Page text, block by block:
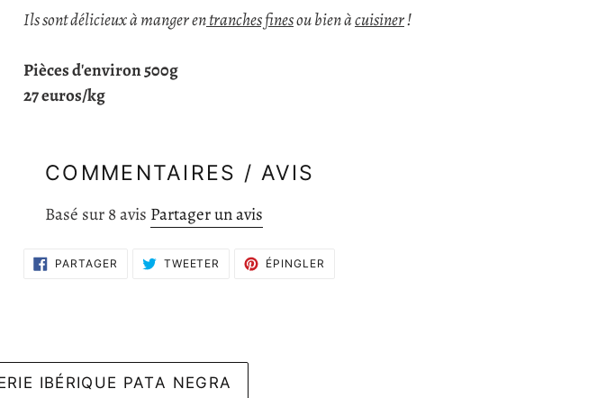
Ils sont délicieux à manger entranches finesou bien àcuisiner!
Pièces d'environ 500g
27 euros/kg
COMMENTAIRES / AVIS
Basé sur 8 avis Partager un avis
PARTAGER PARTAGERTWEETER TWEETER
SUR
ÉPINGLER
IBÉRIQUE PATA NEGRA